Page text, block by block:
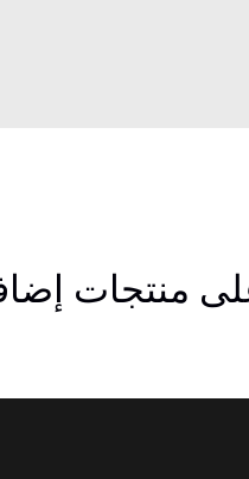
منتجات